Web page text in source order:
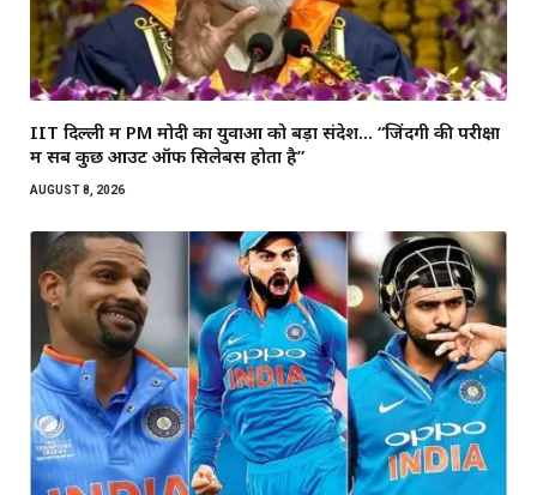
IIT दिल्ली में PM मोदी का युवाओं को बड़ा संदेश… “जिंदगी की परीक्षा
में सब कुछ आउट ऑफ सिलेबस होता है”
AUGUST 8, 2026